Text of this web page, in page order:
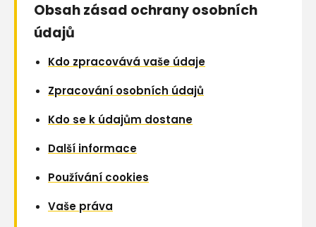
Obsah zásad ochrany osobních
údajů
Kdo zpracovává vaše údaje
Zpracování osobních údajů
Kdo se k údajům dostane
Další informace
Používání cookies
Vaše práva